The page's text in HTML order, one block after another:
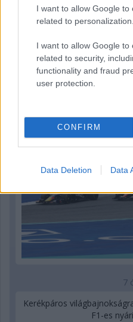
I want to allow Google to
related to personalization.
I want to allow Google to
related to security,
functionality and fraud
user protection.
CONFIRM
Data Deletion Data
4
Óriási bevétel-
7
Kerékpáros
F1-es